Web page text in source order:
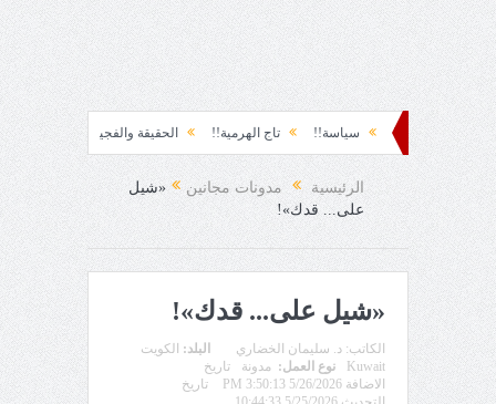
نشوة!! سياسة!! تاج الهرمية!! الحقيقة والفجيعة!! لِقاءُ في المَطَرِ!
المفاجئ!
الرئيسية مدونات مجانين
«شيل
على... قدك»!
«شيل على... قدك»!
الكاتب: د. سليمان الخضاري البلد: الكويت
Kuwait
نوع العمل: مدونة
تاريخ
الاضافة 5/26/2026 3:50:13 PM
تاريخ